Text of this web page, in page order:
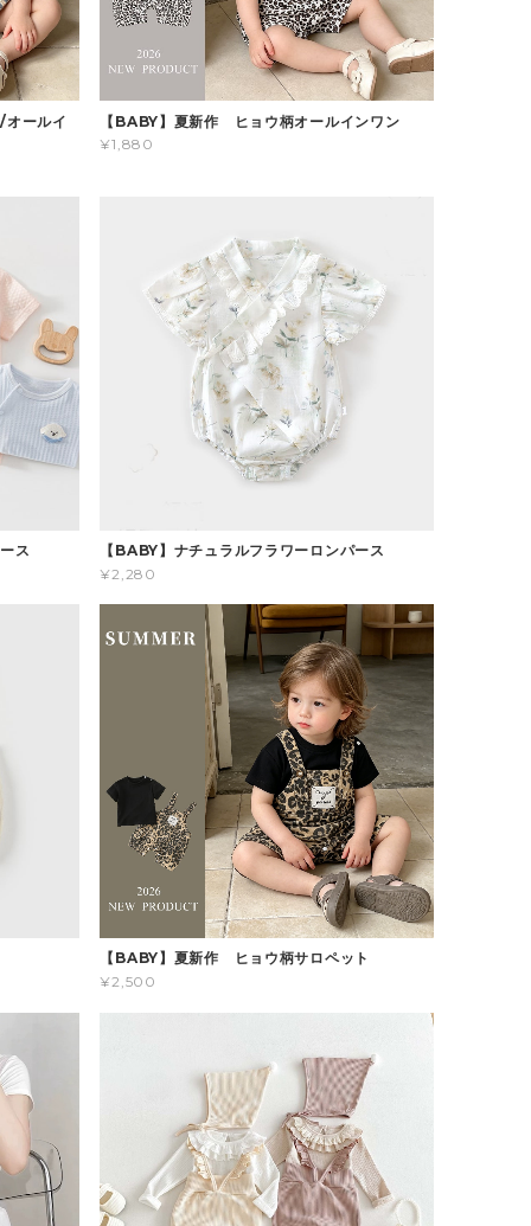
オールイ
【BABY】夏新作 ヒョウ柄オールインワン
¥1,880
ス
【BABY】ナチュラルフラワーロンパース
¥2,280
【BABY】夏新作 ヒョウ柄サロペット
¥2,500